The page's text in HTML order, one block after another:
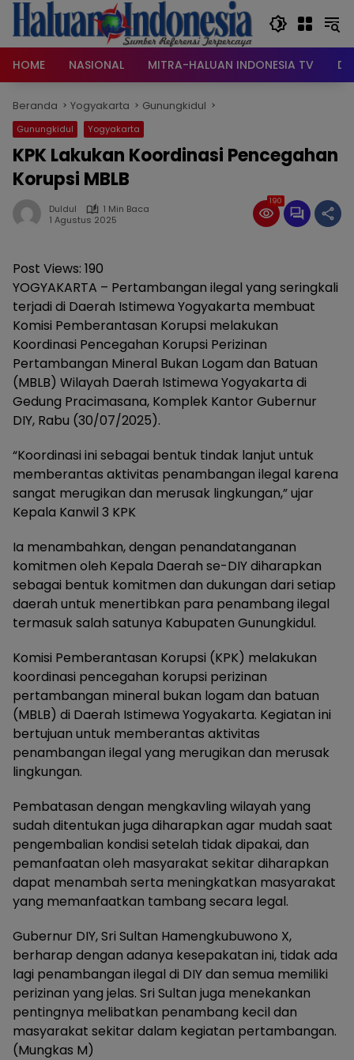
Langsung
konten
HOME
NASIONAL MITRA-HALUAN INDONESIA TV
Beranda Yogyakarta Gunungkidul
Gunungkidul Yogyakarta
KPK Lakukan Koordinasi Pencegahan
Korupsi MBLB
Duldul
1 Min Baca
1 Agustus 2025
190
Post Views: 190
YOGYAKARTA – Pertambangan ilegal yang seringkali
terjadi di Daerah Istimewa Yogyakarta membuat
Komisi Pemberantasan Korupsi melakukan
Koordinasi Pencegahan Korupsi Perizinan
Pertambangan Mineral Bukan Logam dan Batuan
(MBLB) Wilayah Daerah Istimewa Yogyakarta di
Gedung Pracimasana, Komplek Kantor Gubernur
DIY, Rabu (30/07/2025).
“Koordinasi ini sebagai bentuk tindak lanjut untuk
memberantas aktivitas penambangan ilegal karena
sangat merugikan dan merusak lingkungan,” ujar
Kepala Kanwil 3 KPK
Ia menambahkan, dengan penandatanganan
komitmen oleh Kepala Daerah se-DIY diharapkan
sebagai bentuk komitmen dan dukungan dari setiap
daerah untuk menertibkan para penambang ilegal
termasuk salah satunya Kabupaten Gunungkidul.
Komisi Pemberantasan Korupsi (KPK) melakukan
koordinasi pencegahan korupsi perizinan
pertambangan mineral bukan logam dan batuan
(MBLB) di Daerah Istimewa Yogyakarta. Kegiatan ini
bertujuan untuk memberantas aktivitas
penambangan ilegal yang merugikan dan merusak
lingkungan.
Pembatasan dengan mengkavling wilayah yang
sudah ditentukan juga diharapkan agar mudah saat
pengembalian kondisi setelah tidak dipakai, dan
pemanfaatan oleh masyarakat sekitar diharapkan
dapat menambah serta meningkatkan masyarakat
yang memanfaatkan tambang secara legal.
Gubernur DIY, Sri Sultan Hamengkubuwono X,
berharap dengan adanya kesepakatan ini, tidak ada
lagi penambangan ilegal di DIY dan semua memiliki
perizinan yang jelas. Sri Sultan juga menekankan
pentingnya melibatkan penambang kecil dan
masyarakat sekitar dalam kegiatan pertambangan.
(Mungkas M)